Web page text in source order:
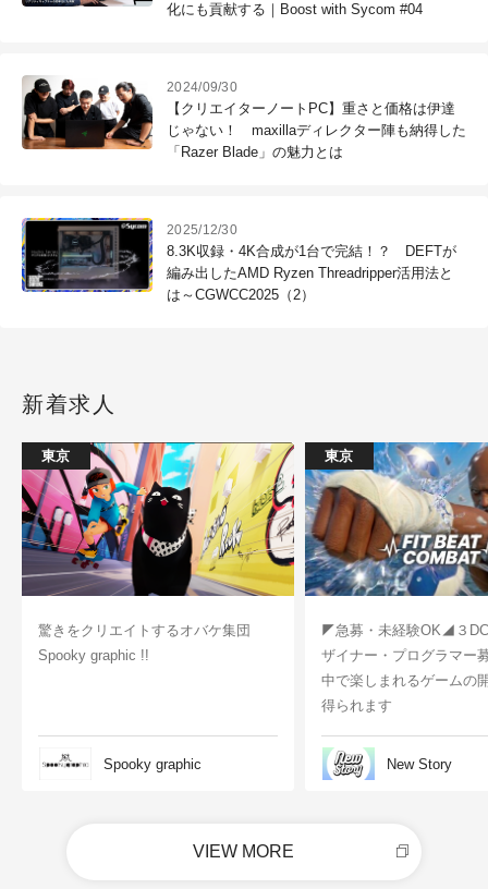
化にも貢献する｜Boost with Sycom #04
2024/09/30
【クリエイターノートPC】重さと価格は伊達
じゃない！ maxillaディレクター陣も納得した
「Razer Blade」の魅力とは
2025/12/30
8.3K収録・4K合成が1台で完結！？ DEFTが
編み出したAMD Ryzen Threadripper活用法と
は～CGWCC2025（2）
新着求人
東京
驚きをクリエイトするオバケ集団
Spooky graphic !!
Spooky graphic
東京
◤急募・未経験OK◢３
ザイナー・プログラマー
中で楽しまれるゲームの
得られます
New Story
VIEW MORE